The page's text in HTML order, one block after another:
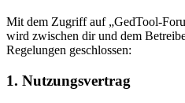
Mit dem Zugriff auf „GedTool-
wird zwischen dir und dem
Regelungen geschlossen:
1. Nutzungsvertrag